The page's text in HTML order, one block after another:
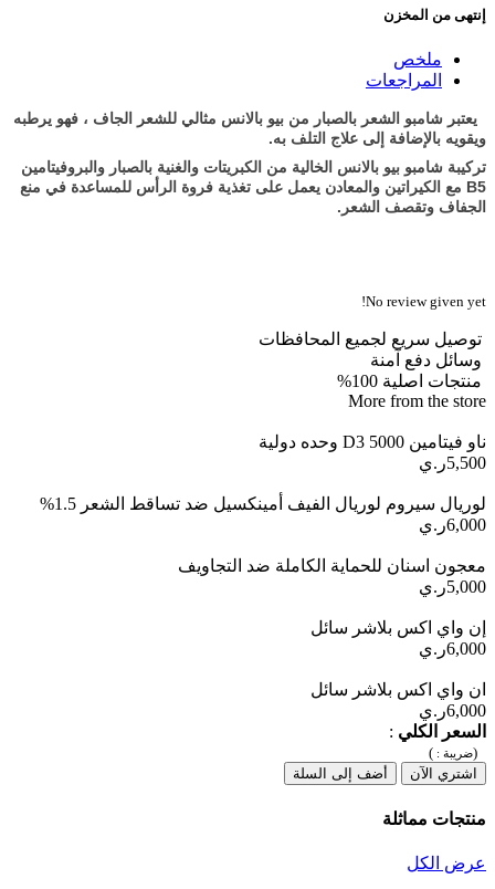
إنتهى من المخزن
ملخص
المراجعات
يعتبر شامبو الشعر بالصبار من بيو بالانس مثالي للشعر الجاف ، فهو يرطبه
ويقويه بالإضافة إلى علاج التلف به.
تركيبة شامبو بيو بالانس الخالية من الكبريتات والغنية بالصبار والبروفيتامين
B5 مع الكيراتين والمعادن يعمل على تغذية فروة الرأس للمساعدة في منع
الجفاف وتقصف الشعر.
No review given yet!
توصيل سريع لجميع المحافظات
وسائل دفع آمنة
منتجات اصلية 100%
More from the store
ناو فيتامين D3 5000 وحده دولية
5,500ر.ي
لوريال سيروم لوريال الفيف أمينكسيل ضد تساقط الشعر 1.5%
6,000ر.ي
معجون اسنان للحماية الكاملة ضد التجاويف
5,000ر.ي
إن واي اكس بلاشر سائل
6,000ر.ي
ان واي اكس بلاشر سائل
6,000ر.ي
السعر الكلي :
(ضريبة : )
اشتري الآن
أضف إلى السلة
منتجات مماثلة
عرض الكل